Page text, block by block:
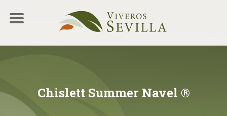
Chislett Summer Navel ®